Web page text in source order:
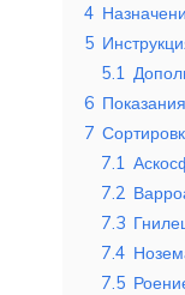
4
5
5.1
6 Показания
7
7.1
7.2
7.3
7.4
7.5